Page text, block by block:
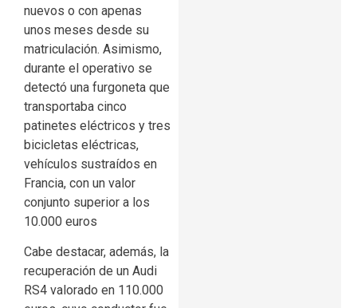
nuevos o con apenas
unos meses desde su
matriculación. Asimismo,
durante el operativo se
detectó una furgoneta que
transportaba cinco
patinetes eléctricos y tres
bicicletas eléctricas,
vehículos sustraídos en
Francia, con un valor
conjunto superior a los
10.000 euros
Cabe destacar, además, la
recuperación de un Audi
RS4 valorado en 110.000